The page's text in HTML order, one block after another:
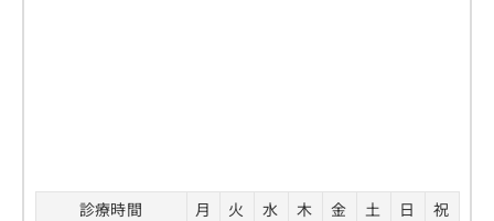
診療時間 月 火 水 木 金 土 日
祝